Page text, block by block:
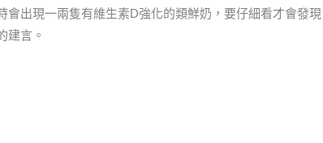
出現一兩隻有維生素D強化的類鮮奶，要仔細看才會發
建言。